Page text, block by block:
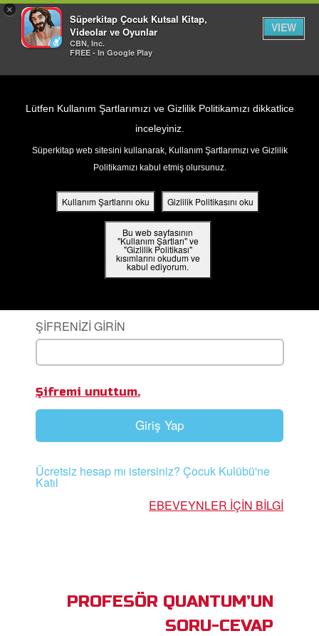
×
Süperkitap Çocuk Kutsal Kitap,
Videolar ve Oyunlar
CBN, Inc.
FREE - In Google Play
VIEW
Lütfen Kullanım Şartlarımızı ve Gizlilik Politikamızı dikkatlice
inceleyiniz.
Süperkitap web sitesini kullanarak, Kullanım Şartlarımızı ve Gizlilik
Politikamızı kabul etmiş olursunuz.
Kullanım Şartlarını oku Gizlilik Politikasını oku
Bu web sayfasının
"Kullanım Şartları" ve
"Gizlilik Politikası"
kısımlarını okudum ve
kabul ediyorum.
Çocuk Kutsal Kitap
İndirin!
Hesabına giriş yap
KULLANICI ADINIZI VEYA E-POSTA
ADRESİNİZİ GİRİN
ŞİFRENİZİ GİRİN
Şifremi unuttum.
Giriş Yap
Ücretsiz hesap mı istersiniz? Çocuk Kulübü'ne
Katıl
EBEVEYNLER IÇIN BILGI
PROFESÖR QUANTUM’UN
SORU-CEVAP